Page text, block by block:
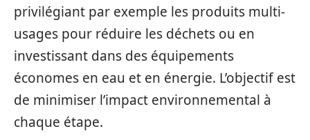
privilégiant par exemple les produits multi-
usages pour réduire les déchets ou en
investissant dans des équipements
économes en eau et en énergie. L’objectif est
de minimiser l’impact environnemental à
chaque étape.